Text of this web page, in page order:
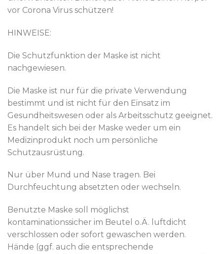
vor Corona Virus schützen!
HINWEISE:
Die Schutzfunktion der Maske ist nicht
nachgewiesen.
Die Maske ist nur für die private Verwendung
bestimmt und ist nicht für den Einsatz im
Gesundheitswesen oder als Arbeitsschutz geeignet.
Es handelt sich bei der Maske weder um ein
Medizinprodukt noch um persönliche
Schutzausrüstung.
Nur über Mund und Nase tragen. Bei
Durchfeuchtung absetzten oder wechseln.
Benutzte Maske soll möglichst
kontaminationssicher im Beutel o.Ä. luftdicht
verschlossen oder sofort gewaschen werden.
Hände (ggf. auch die entsprechende